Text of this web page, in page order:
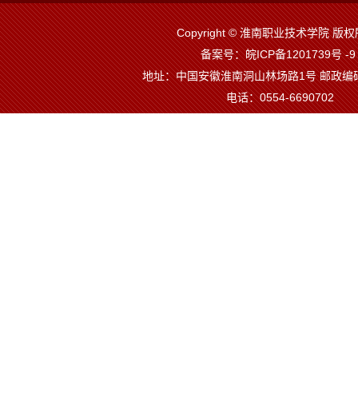
Copyright © 淮南职业技术学院 版
备案号：皖ICP备1201739号 -9
地址：中国安徽淮南洞山林场路1号 邮政
电话：0554-6690702